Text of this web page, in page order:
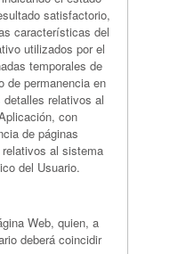
satisfactorio,
características del
utilizados por el
temporales de
de permanencia en
relativos al
con
de páginas
al sistema
del Usuario.
Web, quien, a
deberá coincidir